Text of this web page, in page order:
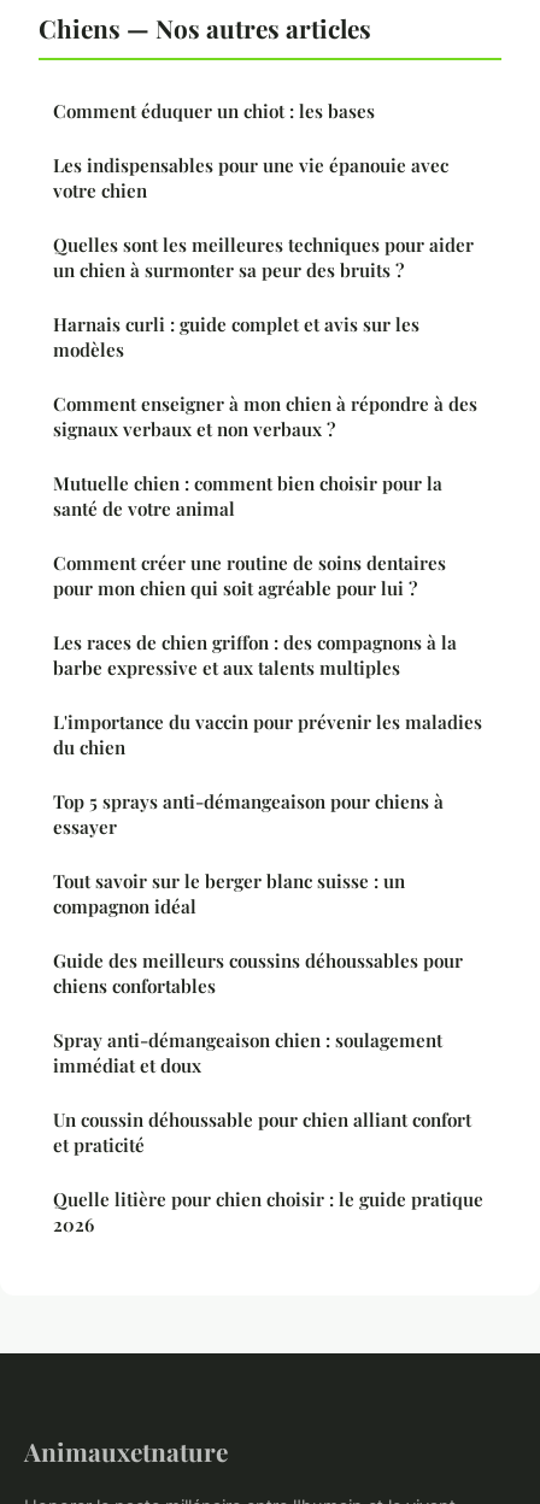
Chiens — Nos autres articles
Comment éduquer un chiot : les bases
Les indispensables pour une vie épanouie avec
votre chien
Quelles sont les meilleures techniques pour aider
un chien à surmonter sa peur des bruits ?
Harnais curli : guide complet et avis sur les
modèles
Comment enseigner à mon chien à répondre à des
signaux verbaux et non verbaux ?
Mutuelle chien : comment bien choisir pour la
santé de votre animal
Comment créer une routine de soins dentaires
pour mon chien qui soit agréable pour lui ?
Les races de chien griffon : des compagnons à la
barbe expressive et aux talents multiples
L'importance du vaccin pour prévenir les maladies
du chien
Top 5 sprays anti-démangeaison pour chiens à
essayer
Tout savoir sur le berger blanc suisse : un
compagnon idéal
Guide des meilleurs coussins déhoussables pour
chiens confortables
Spray anti-démangeaison chien : soulagement
immédiat et doux
Un coussin déhoussable pour chien alliant confort
et praticité
Quelle litière pour chien choisir : le guide pratique
2026
Animauxetnature